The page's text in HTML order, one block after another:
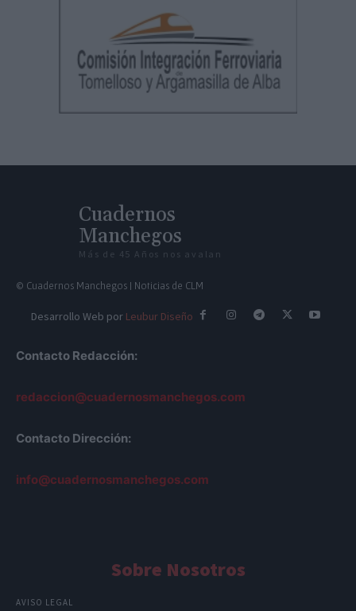
Cuadernos
Manchegos
Más de 45 Años nos avalan
© Cuadernos Manchegos | Noticias de CLM
Desarrollo Web por Leubur Diseño
Contacto Redacción:
redaccion@cuadernosmanchegos.com
Contacto Dirección:
info@cuadernosmanchegos.com
Sobre Nosotros
AVISO LEGAL